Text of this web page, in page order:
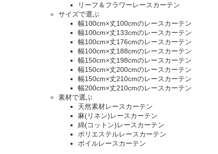
リーフ＆フラワーレースカーテン
サイズで選ぶ
幅100cm×丈100cmのレースカーテン
幅100cm×丈133cmのレースカーテン
幅100cm×丈176cmのレースカーテン
幅100cm×丈188cmのレースカーテン
幅150cm×丈198cmのレースカーテン
幅150cm×丈200cmのレースカーテン
幅150cm×丈210cmのレースカーテン
幅200cm×丈210cmのレースカーテン
素材で選ぶ
天然素材レースカーテン
麻(リネン)レースカーテン
綿(コットン)レースカーテン
ポリエステルレースカーテン
ボイルレースカーテン